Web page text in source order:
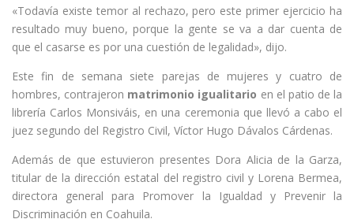
«Todavía existe temor al rechazo, pero este primer ejercicio ha
resultado muy bueno, porque la gente se va a dar cuenta de
que el casarse es por una cuestión de legalidad», dijo.
Este fin de semana siete parejas de mujeres y cuatro de
hombres, contrajeron matrimonio igualitario en el patio de la
librería Carlos Monsiváis, en una ceremonia que llevó a cabo el
juez segundo del Registro Civil, Víctor Hugo Dávalos Cárdenas.
Además de que estuvieron presentes Dora Alicia de la Garza,
titular de la dirección estatal del registro civil y Lorena Bermea,
directora general para Promover la Igualdad y Prevenir la
Discriminación en Coahuila.